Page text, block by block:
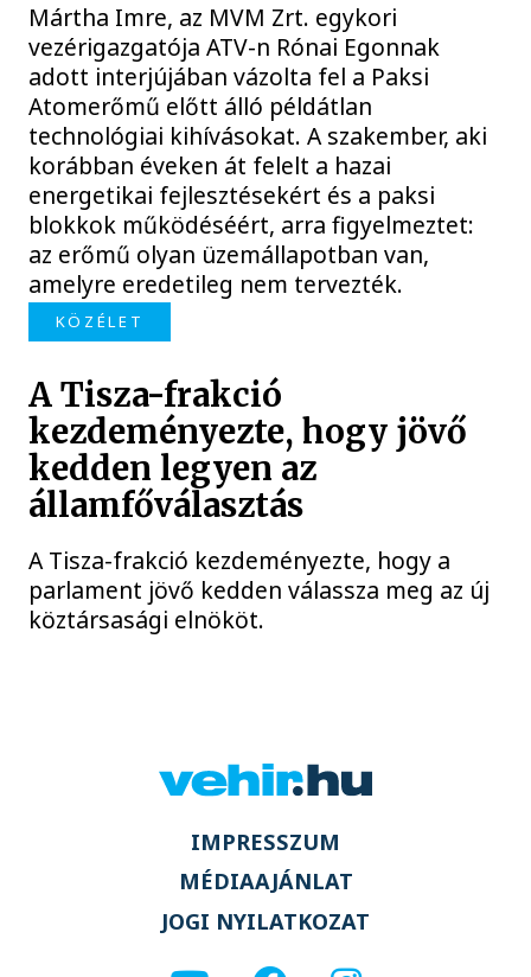
Mártha Imre, az MVM Zrt. egykori
vezérigazgatója ATV-n Rónai Egonnak
adott interjújában vázolta fel a Paksi
Atomerőmű előtt álló példátlan
technológiai kihívásokat. A szakember, aki
korábban éveken át felelt a hazai
energetikai fejlesztésekért és a paksi
blokkok működéséért, arra figyelmeztet:
az erőmű olyan üzemállapotban van,
amelyre eredetileg nem tervezték.
KÖZÉLET
A Tisza-frakció
kezdeményezte, hogy jövő
kedden legyen az
államfőválasztás
A Tisza-frakció kezdeményezte, hogy a
parlament jövő kedden válassza meg az új
köztársasági elnököt.
IMPRESSZUM
MÉDIAAJÁNLAT
JOGI NYILATKOZAT